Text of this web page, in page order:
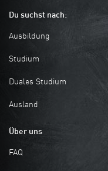
Du suchst nach:
Ausbildung
Studium
Duales Studium
Ausland
Über uns
FAQ